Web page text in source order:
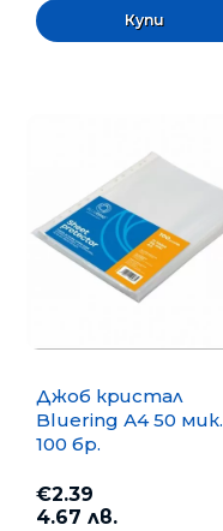
Джоб кристал
Bluering А4 50 мик.
100 бр.
€2.39
4.67 лв.